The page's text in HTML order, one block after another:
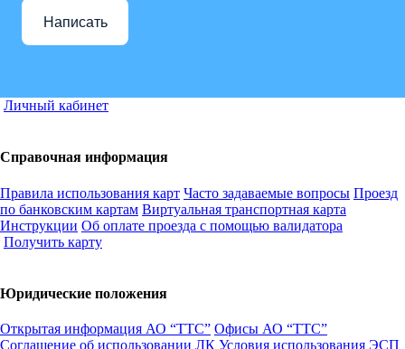
Написать
Личный кабинет
Справочная информация
Правила использования карт Часто задаваемые вопросы Проезд
по банковским картам Виртуальная транспортная карта
Инструкции Об оплате проезда с помощью валидатора
Получить карту
Юридические положения
Открытая информация АО “ТТС” Офисы АО “ТТС”
Соглашение об использовании ЛК Условия использования ЭСП